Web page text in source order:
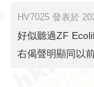
HV7025 發表於
好似聽過ZF
右偈聲明顯同以